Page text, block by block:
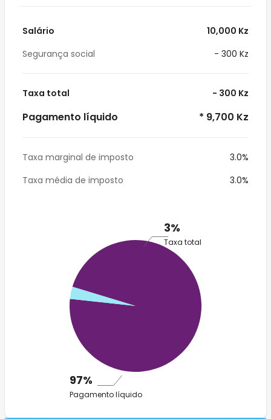
Salário
10,000 Kz
Segurança social
- 300 Kz
Taxa total - 300 Kz
Pagamento líquido * 9,700 Kz
Taxa marginal de imposto
3.0%
Taxa média de imposto
3.0%
3%
Taxa total
97%
Pagamento líquido